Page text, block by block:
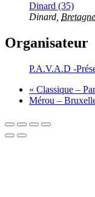
Dinard (35)
Dinard Bretagne
Organisateur
P.A.V.A.D -
« Classique –
Mérou –